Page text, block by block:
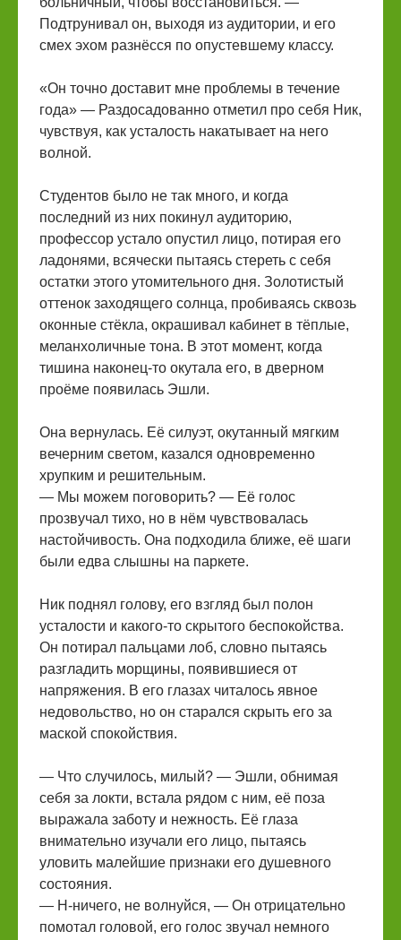
Подтрунивал он, выходя из аудитории, и его
смех эхом разнёсся по опустевшему классу.
«Он точно доставит мне проблемы в течение
года» — Раздосадованно отметил про себя Ник,
чувствуя, как усталость накатывает на него
волной.
Студентов было не так много, и когда
последний из них покинул аудиторию,
профессор устало опустил лицо, потирая его
ладонями, всячески пытаясь стереть с себя
остатки этого утомительного дня. Золотистый
оттенок заходящего солнца, пробиваясь сквозь
оконные стёкла, окрашивал кабинет в тёплые,
меланхоличные тона. В этот момент, когда
тишина наконец-то окутала его, в дверном
проёме появилась Эшли.
Она вернулась. Её силуэт, окутанный мягким
вечерним светом, казался одновременно
хрупким и решительным.
— Мы можем поговорить? — Её голос
прозвучал тихо, но в нём чувствовалась
настойчивость. Она подходила ближе, её шаги
были едва слышны на паркете.
Ник поднял голову, его взгляд был полон
усталости и какого-то скрытого беспокойства.
Он потирал пальцами лоб, словно пытаясь
разгладить морщины, появившиеся от
напряжения. В его глазах читалось явное
недовольство, но он старался скрыть его за
маской спокойствия.
— Что случилось, милый? — Эшли, обнимая
себя за локти, встала рядом с ним, её поза
выражала заботу и нежность. Её глаза
внимательно изучали его лицо, пытаясь
уловить малейшие признаки его душевного
состояния.
— Н-ничего, не волнуйся, — Он отрицательно
помотал головой, его голос звучал немного